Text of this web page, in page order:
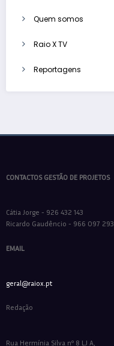
Quem somos
Raio X TV
Reportagens
CONTACTOS GESTÃO DE PROJETOS
Cátia Jorge - 926 432 143
Ricardo Gaudêncio - 966 097 293
EMAIL
geral@raiox.pt
Redação
Rua Hermínia Silva nº 8 LJ A,